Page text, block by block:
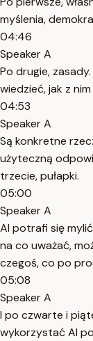
myślenia,
04:46
Speaker A
Po drugie,
wiedzieć, jak z
04:53
Speaker A
Są konkretne
użyteczną
trzecie, pułapki.
05:00
Speaker A
AI potrafi się
na co uważać,
czegoś, co po
05:08
Speaker A
I po czwarte i
wykorzystać AI